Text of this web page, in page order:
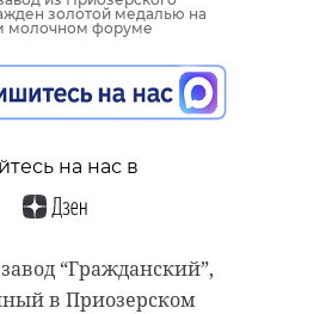
на нас в
“Гражданский”,
в Приозерском
районе
с
XIX
тайну
кладбище
нового
14:59